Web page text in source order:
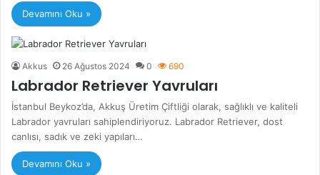
Devamını Oku »
Akkus 26 Ağustos 2024 0 690
Labrador Retriever Yavruları
İstanbul Beykoz’da, Akkuş Üretim Çiftliği olarak, sağlıklı ve kaliteli
Labrador yavruları sahiplendiriyoruz. Labrador Retriever, dost
canlısı, sadık ve zeki yapıları…
Devamını Oku »